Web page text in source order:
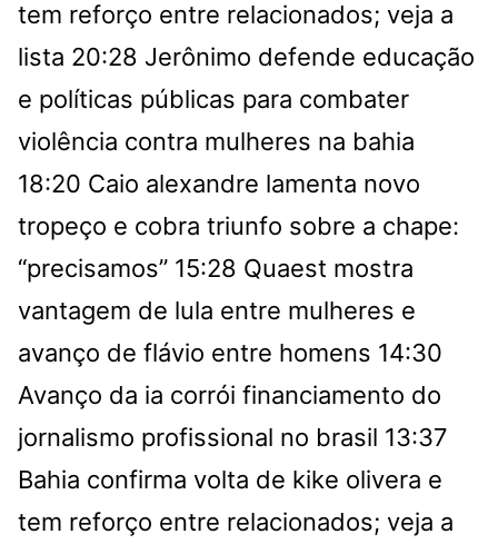
tem reforço entre relacionados; veja a
lista 20:28 Jerônimo defende educação
e políticas públicas para combater
violência contra mulheres na bahia
18:20 Caio alexandre lamenta novo
tropeço e cobra triunfo sobre a chape:
“precisamos” 15:28 Quaest mostra
vantagem de lula entre mulheres e
avanço de flávio entre homens 14:30
Avanço da ia corrói financiamento do
jornalismo profissional no brasil 13:37
Bahia confirma volta de kike olivera e
tem reforço entre relacionados; veja a